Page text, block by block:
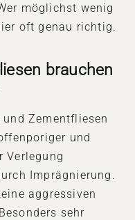
möglichst wenig
oft genau richtig.
brauchen
Zementfliesen
und
Verlegung
Imprägnierung.
aggressiven
sehr